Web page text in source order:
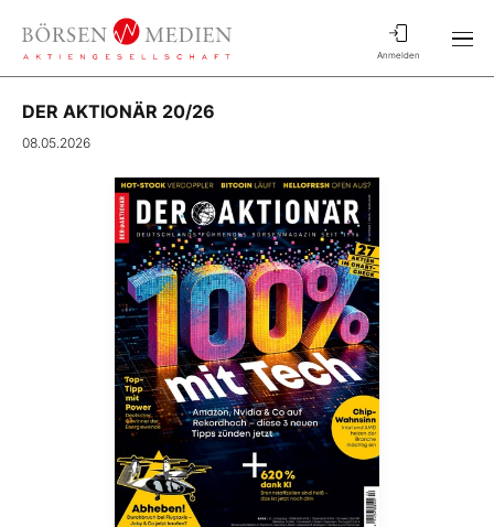
Anmelden
DER AKTIONÄR 20/26
08.05.2026